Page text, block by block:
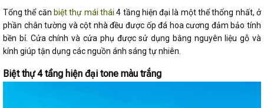
Tổng thể căn biệt thự mái thái 4 tầng hiện đại là một thể thống nhất, ở
phần chân tường và cột nhà đều được ốp đá hoa cương đảm bảo tính
bền bỉ. Cửa chính và cửa phụ được sử dụng bằng nguyên liệu gỗ và
kính giúp tận dụng các nguồn ánh sáng tự nhiên.
Biệt thự 4 tầng hiện đại tone màu trắng